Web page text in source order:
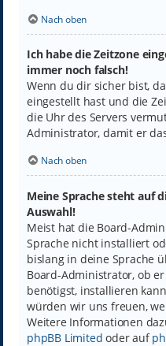
Nach oben
Ich habe die Zeitzone
immer noch falsch!
Wenn du dir sicher bist,
eingestellt hast und die
die Uhr des Servers
Administrator, damit er
Nach oben
Meine Sprache steht auf
Auswahl!
Meist hat die Board-
Sprache nicht installiert
bislang in deine Sprache
Board-Administrator, ob
benötigst, installieren
würden wir uns freuen,
Weitere Informationen
phpBB Limited oder auf